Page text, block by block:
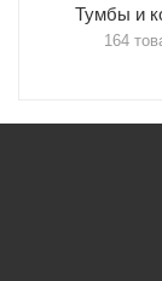
Тумбы и
164